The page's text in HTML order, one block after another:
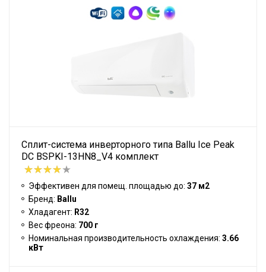
Сплит-система инверторного типа Ballu Ice Peak
DC BSPKI-13HN8_V4 комплект
Эффективен для помещ. площадью до: 37 м2
Бренд: Ballu
Хладагент: R32
Вес фреона: 700 г
Номинальная производительность охлаждения: 3.66
кВт